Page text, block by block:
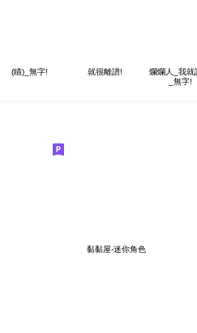
(瞄)_無字! 就很離譜!
爛爛人_我就
_無字!
黏黏屋-迷你角色